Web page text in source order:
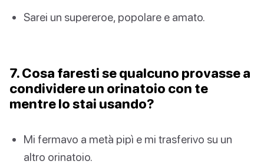
Sarei un supereroe, popolare e amato.
7. Cosa faresti se qualcuno provasse a
condividere un orinatoio con te
mentre lo stai usando?
Mi fermavo a metà pipì e mi trasferivo su un
altro orinatoio.